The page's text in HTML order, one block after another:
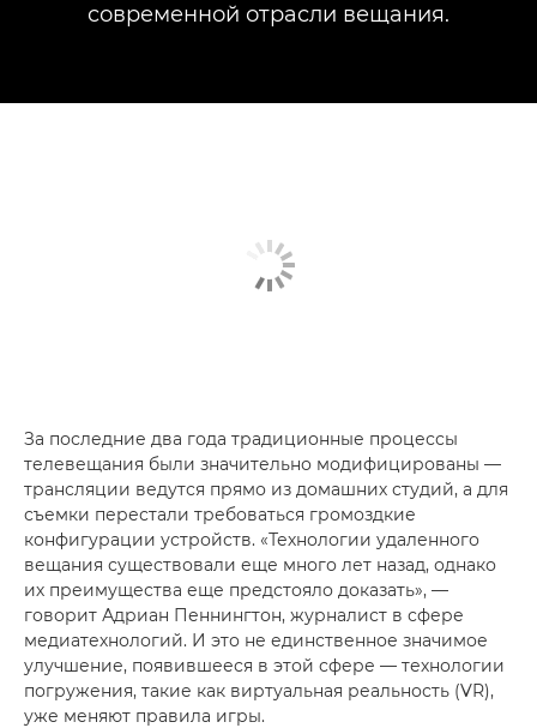
современной отрасли вещания.
За последние два года традиционные процессы
телевещания были значительно модифицированы —
трансляции ведутся прямо из домашних студий, а для
съемки перестали требоваться громоздкие
конфигурации устройств. «Технологии удаленного
вещания существовали еще много лет назад, однако
их преимущества еще предстояло доказать», —
говорит Адриан Пеннингтон, журналист в сфере
медиатехнологий. И это не единственное значимое
улучшение, появившееся в этой сфере — технологии
погружения, такие как виртуальная реальность (VR),
уже меняют правила игры.